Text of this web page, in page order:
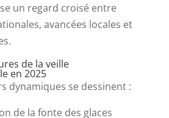
un regard croisé entre
avancées locales et
de la veille
en 2025
dynamiques se dessinent :
de la fonte des glaces